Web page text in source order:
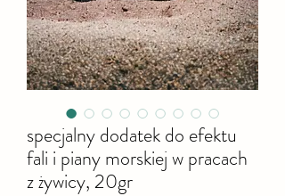
specjalny dodatek do efektu
fali i piany morskiej w pracach
z żywicy, 20gr